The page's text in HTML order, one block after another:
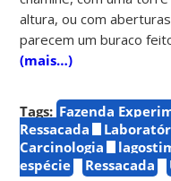
altura, ou com
parecem um buraco
(mais…)
Tags: Fazenda
Ressacada
Carcinologia
espécie
Ressacada